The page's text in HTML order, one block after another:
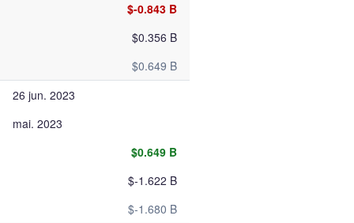
$-0.843 B
$0.356 B
$0.649 B
26 jun. 2023
mai. 2023
$0.649 B
$-1.622 B
$-1.680 B